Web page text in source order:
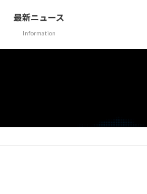
最新ニュース
Information